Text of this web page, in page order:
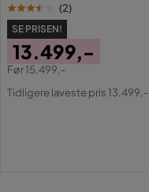
Materialeudseende
Producentens navn på
betræk
Sammensætning
(2)
SE PRISEN!
Pris
13.499,-
Original
Før15.499,-
Tidligere laveste pris 13.499,-